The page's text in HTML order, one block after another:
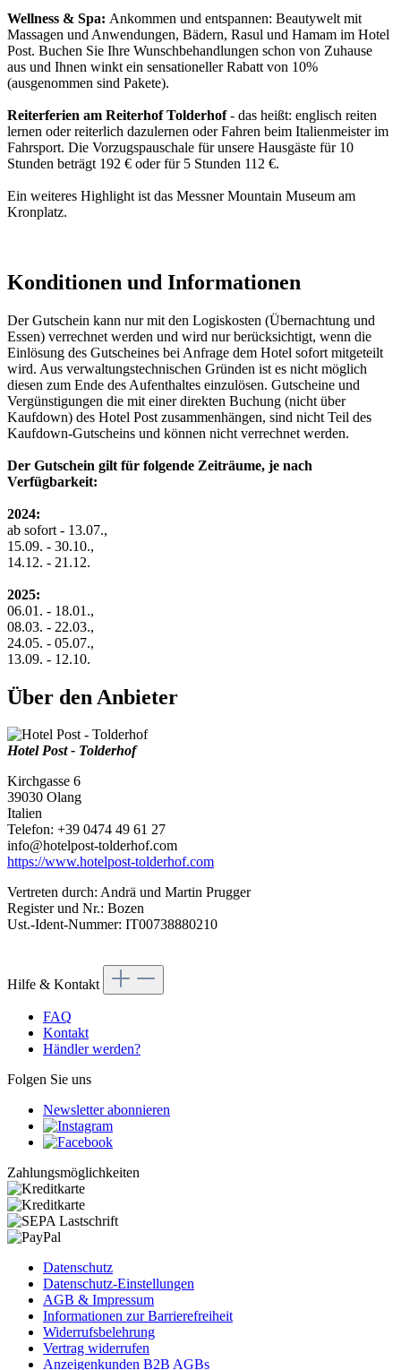
Wellness & Spa: Ankommen und entspannen: Beautywelt mit
Massagen und Anwendungen, Bädern, Rasul und Hamam im Hotel
Post. Buchen Sie Ihre Wunschbehandlungen schon von Zuhause
aus und Ihnen winkt ein sensationeller Rabatt von 10%
(ausgenommen sind Pakete).
Reiterferien am Reiterhof Tolderhof- das heißt: englisch reiten
lernen oder reiterlich dazulernen oder Fahren beim Italienmeister im
Fahrsport. Die Vorzugspauschale für unsere Hausgäste für 10
Stunden beträgt 192 € oder für 5 Stunden 112 €.
Ein weiteres Highlight ist das Messner Mountain Museum am
Kronplatz.
Konditionen und Informationen
Der Gutschein kann nur mit den Logiskosten (Übernachtung und
Essen) verrechnet werden und wird nur berücksichtigt, wenn die
Einlösung des Gutscheines bei Anfrage dem Hotel sofort mitgeteilt
wird. Aus verwaltungstechnischen Gründen ist es nicht möglich
diesen zum Ende des Aufenthaltes einzulösen. Gutscheine und
Vergünstigungen die mit einer direkten Buchung (nicht über
Kaufdown) des Hotel Post zusammenhängen, sind nicht Teil des
Kaufdown-Gutscheins und können nicht verrechnet werden.
Der Gutschein gilt für folgende Zeiträume, je nach
Verfügbarkeit:
2024:
ab sofort - 13.07.,
15.09. - 30.10.,
14.12. - 21.12.
2025:
06.01. - 18.01.,
08.03. - 22.03.,
24.05. - 05.07.,
13.09. - 12.10.
Über den Anbieter
Hotel Post - Tolderhof
Kirchgasse 6
39030 Olang
Italien
Telefon: +39 0474 49 61 27
info@hotelpost-tolderhof.com
https://www.hotelpost-tolderhof.com
Vertreten durch: Andrä und Martin Prugger
Register und Nr.: Bozen
Ust.-Ident-Nummer: IT00738880210
Hilfe & Kontakt
FAQ
Kontakt
Händler werden?
Folgen Sie uns
Newsletter abonnieren
Zahlungsmöglichkeiten
Datenschutz
Datenschutz-Einstellungen
AGB & Impressum
Informationen zur Barrierefreiheit
Widerrufsbelehrung
Vertrag widerrufen
Anzeigenkunden B2B AGBs